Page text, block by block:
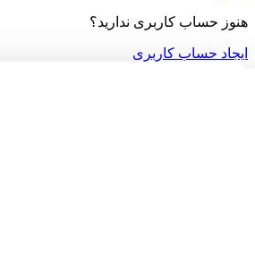
هنوز حساب کاربری ندارید؟
ایجاد حساب کاربری